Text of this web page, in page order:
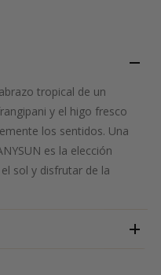
tropical de un
y el higo fresco
los sentidos. Una
es la elección
sol y disfrutar de la